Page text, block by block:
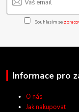
Souhlasím se
Informace pro
O nás
Jak nakupovat